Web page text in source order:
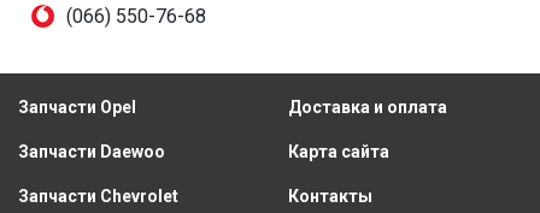
(066) 550-76-68
Запчасти Opel
Запчасти Daewoo
Запчасти Chevrolet
Доставка и оплата
Карта сайта
Контакты